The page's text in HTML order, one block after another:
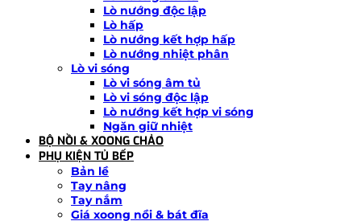
Lò nướng độc lập
Lò hấp
Lò nướng kết hợp hấp
Lò nướng nhiệt phân
Lò vi sóng
Lò vi sóng âm tủ
Lò vi sóng độc lập
Lò nướng kết hợp vi sóng
Ngăn giữ nhiệt
BỘ NỒI & XOONG CHẢO
PHỤ KIỆN TỦ BẾP
Bản lề
Tay nâng
Tay nắm
Giá xoong nồi & bát đĩa